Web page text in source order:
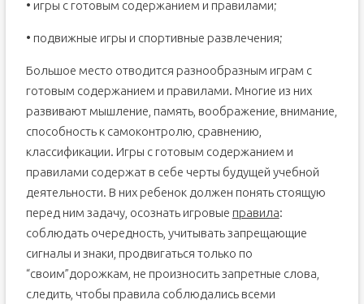
• игры с готовым содержанием и правилами;
• подвижные игры и спортивные развлечения;
Большое место отводится разнообразным играм с
готовым содержанием и правилами. Многие из них
развивают мышление, память, воображение, внимание,
способность к самоконтролю, сравнению,
классификации. Игры с готовым содержанием и
правилами содержат в себе черты будущей учебной
деятельности. В них ребенок должен понять стоящую
перед ним задачу, осознать игровые правила:
соблюдать очередность, учитывать запрещающие
сигналы и знаки, продвигаться только по
“своим”дорожкам, не произносить запретные слова,
следить, чтобы правила соблюдались всеми